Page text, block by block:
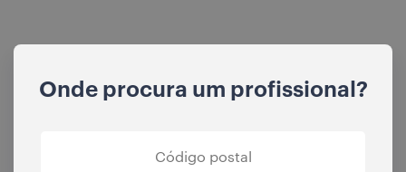
Onde procura um profissional?